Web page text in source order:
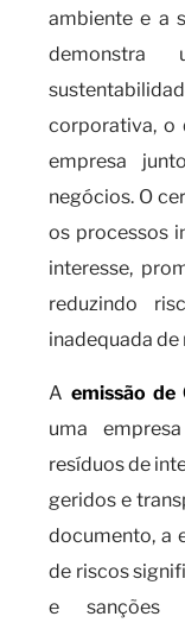
ambiente e a
corporativa, o
empresa
negócios. O
os processos
interesse,
reduzindo
inadequada
A emissão de
uma
resíduos de
geridos e
documento, a
de riscos
e sanções